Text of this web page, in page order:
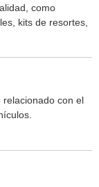
como
kits de resortes,
relacionado con el